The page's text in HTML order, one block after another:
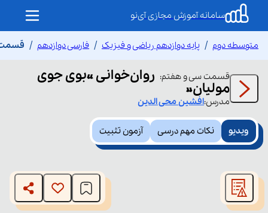
سامانه آموزش مجازی آی‌نو
متوسطه دوم پایه دوازدهم ریاضی و فیزیک فارسی دوازدهم قسمت
قسمت سی و هفتم: روان‌خوانی «بوی جوی
مولیان»
مدرس:افشینمحی الدین
ویدیو نکات مهم درسی آزمون تثبیت
modal
window.
The media could not be loaded, either because the server
or network failed or because the format is not supported.